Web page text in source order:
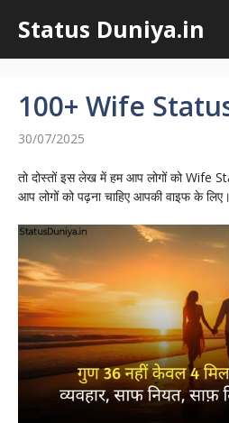
Status Duniya.in
100+ Wife
30/07/2025
तो दोस्तों इस लेख में हम आप लोगों को Wife
आप लोगों को पढ़ना चाहिए आपकी वाइफ के लिए।